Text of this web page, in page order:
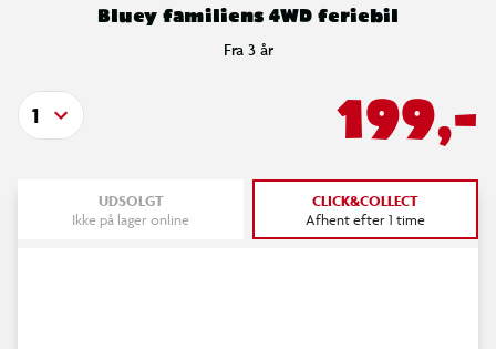
Bluey familiens 4WD feriebil
Fra 3 år
199,-
1
UDSOLGT
Ikke på lager online
CLICK&COLLECT
Afhent efter 1 time